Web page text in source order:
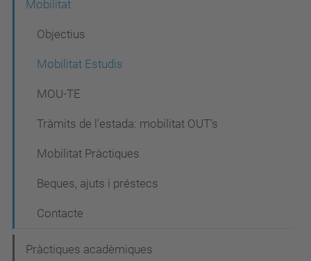
Mobilitat
Objectius
Mobilitat Estudis
MOU-TE
Tràmits de l'estada: mobilitat OUT's
Mobilitat Pràctiques
Beques, ajuts i préstecs
Contacte
Pràctiques acadèmiques